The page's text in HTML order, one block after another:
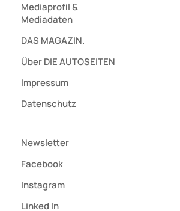
Mediaprofil&
Mediadaten
DAS MAGAZIN.
Über DIE AUTOSEITEN
Impressum
Datenschutz
Newsletter
Facebook
Instagram
Linked In